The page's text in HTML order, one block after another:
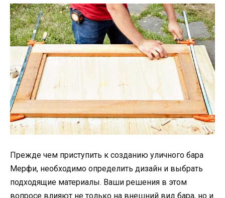
Прежде чем приступить к созданию уличного бара
Мерфи, необходимо определить дизайн и выбрать
подходящие материалы. Ваши решения в этом
вопросе влияют не только на внешний вид бара, но и